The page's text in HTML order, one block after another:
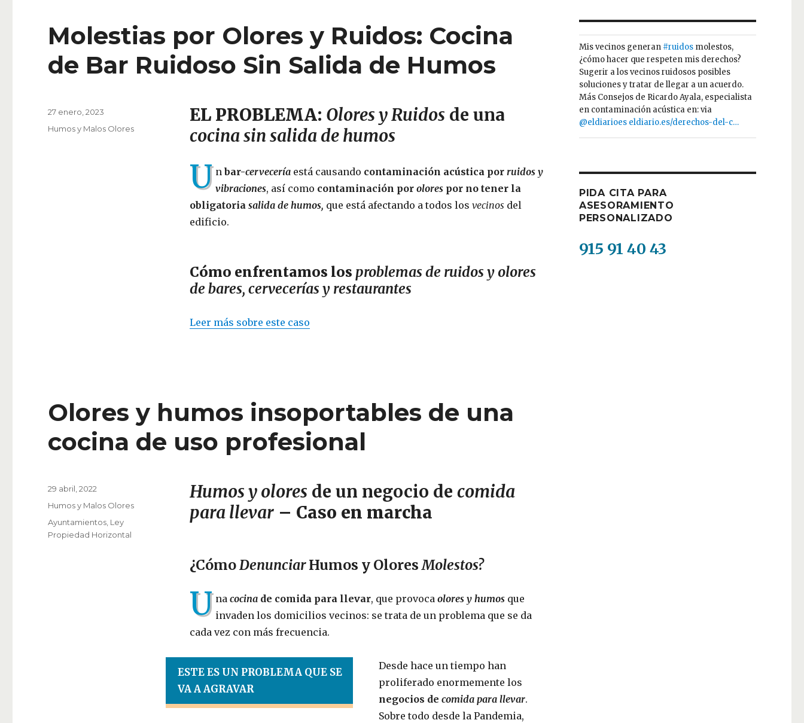
Molestias por Olores y Ruidos: Cocina
de Bar Ruidoso Sin Salida de Humos
EL PROBLEMA: Olores y Ruidos de una
cocina sin salida de humos
U nbar-cervecería está causando contaminación acústica porruidos y
vibraciones, así como contaminación porolores por no tener la
obligatoria salida de humos, que está afectando a todos los vecinos del
edificio.
Cómo enfrentamos los problemas de ruidos y olores
de bares, cervecerías y restaurantes
Leer más sobre este caso
Publicado
el
27 enero, 2023
Categorías
Humos y Malos Olores
Olores y humos insoportables de una
cocina de uso profesional
Humos y olores de un negocio de comida
para llevar– Caso en marcha
¿CómoDenunciarHumos y OloresMolestos?
U nacocina de comida para llevar, que provocaolores y humos que
invaden los domicilios vecinos: se trata de un problema que se da
cada vez con más frecuencia.
ESTE ES UN PROBLEMA QUE SE
VA A AGRAVAR
Desde hace un tiempo han
proliferado enormemente los
negocios decomida para llevar.
Sobre todo desde la Pandemia,
Publicado
el
29 abril, 2022
Categorías
Humos y Malos Olores
Etiquetas
Ayuntamientos, Ley
Propiedad Horizontal
Mis vecinos generan #ruidosmolestos,
¿cómo hacer que respeten mis derechos?
Sugerir a los vecinos ruidosos posibles
soluciones y tratar de llegar a un acuerdo.
Más Consejos de Ricardo Ayala, especialista
en contaminación acústica en: via
@eldiarioes eldiario.es/derechos-del-c…
PIDA CITA PARA
ASESORAMIENTO
PERSONALIZADO
915 91 40 43